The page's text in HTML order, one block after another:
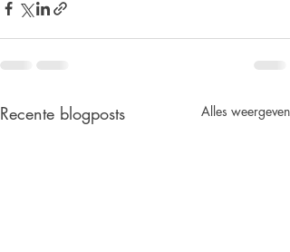
Recente blogposts Alles weergeven